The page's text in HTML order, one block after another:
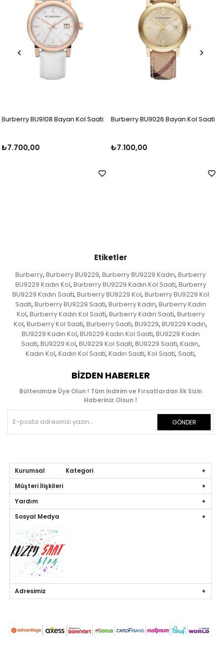
Saati Burberry BU9026 Bayan Kol Saati
₺7.100,00
Burberry BU9039 Bayan
₺7.000,00
Etiketler
Burberry, Burberry BU9229, Burberry BU9229 Kadın, Burberry
BU9229 Kadın Kol, Burberry BU9229 Kadın Kol Saati, Burberry
BU9229 Kadın Saati, Burberry BU9229 Kol, Burberry BU9229 Kol
Saati, Burberry BU9229 Saati, Burberry Kadın, Burberry Kadın
Kol, Burberry Kadın Kol Saati, Burberry Kadın Saati, Burberry
Kol, Burberry Kol Saati, Burberry Saati, BU9229, BU9229 Kadın,
BU9229 Kadın Kol, BU9229 Kadın Kol Saati, BU9229 Kadın
Saati, BU9229 Kol, BU9229 Kol Saati, BU9229 Saati, Kadın,
Kadın Kol, Kadın Kol Saati, Kadın Saati, Kol Saati, Saati,
BIZDEN HABERLER
Bültenimize Üye Olun ! Tüm İndirim ve Fırsatlardan İlk Sizin
Haberiniz Olsun !
GÖNDER
Kurumsal Kategori
Müşteri İlişkileri
Yardım
Sosyal Medya
Adresimiz